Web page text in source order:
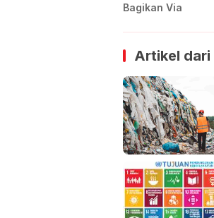
Bagikan Via
Artikel dari